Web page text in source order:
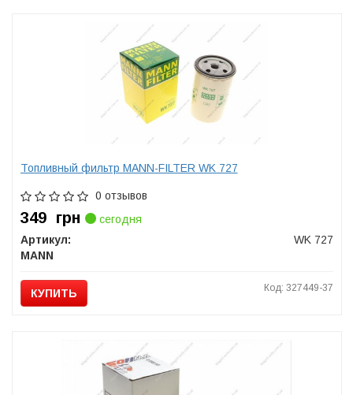
Топливный фильтр MANN-FILTER WK 727
0 отзывов
349 грн
сегодня
Артикул:
WK 727
MANN
КУПИТЬ Код: 327449-37